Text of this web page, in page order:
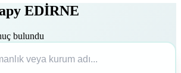
EDİRNE
bulundu